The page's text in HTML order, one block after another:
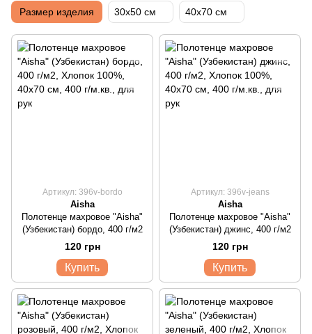
Размер изделия 30х50 см 40х70 см
Артикул: 396v-bordo
Aisha
Полотенце махровое "Aisha"
(Узбекистан) бордо, 400 г/м2
120 грн
Купить
Артикул: 396v-jeans
Aisha
Полотенце махровое "Aisha"
(Узбекистан) джинс, 400 г/м2
120 грн
Купить